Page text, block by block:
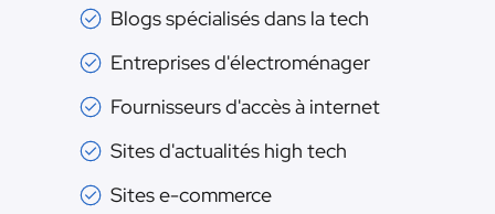
Blogs spécialisés dans la tech
Entreprises d'électroménager
Fournisseurs d'accès à internet
Sites d'actualités high tech
Sites e-commerce